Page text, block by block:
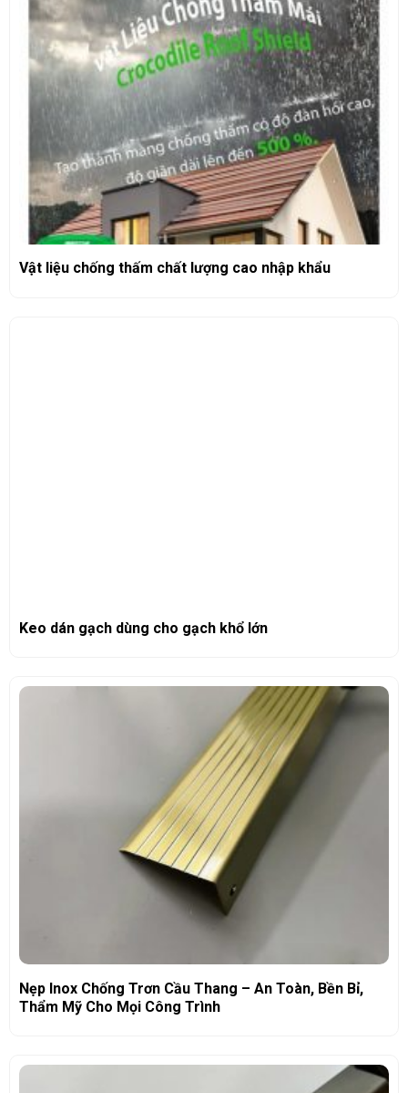
Vật liệu chống thấm chất lượng cao nhập khẩu
Keo dán gạch dùng cho gạch khổ lớn
Nẹp Inox Chống Trơn Cầu Thang – An Toàn, Bền Bỉ,
Thẩm Mỹ Cho Mọi Công Trình